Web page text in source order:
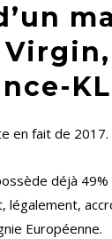
en fait de 2017.
déjà 49%
légalement,
Européenne.